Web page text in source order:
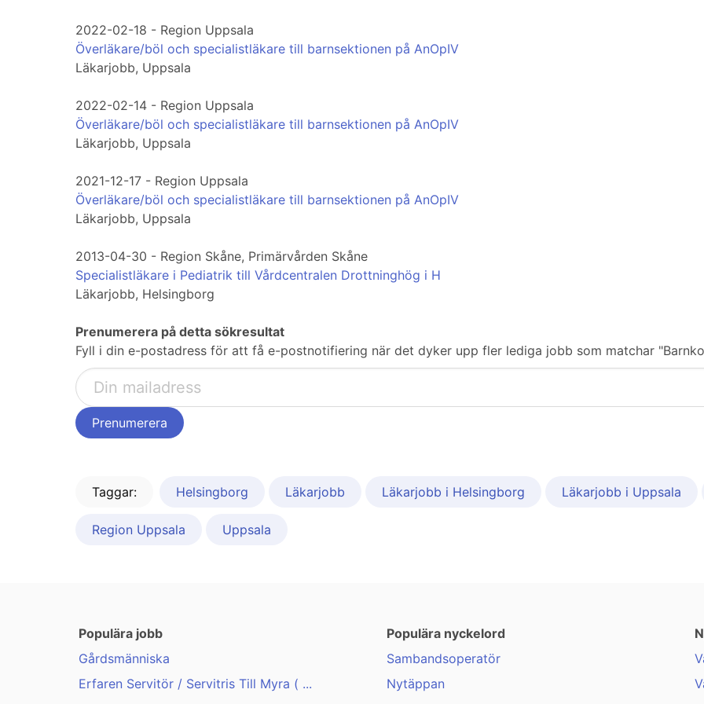
2022-02-18 - Region Uppsala
Överläkare/böl och specialistläkare till barnsektionen på AnOpIV
Läkarjobb, Uppsala
2022-02-14 - Region Uppsala
Överläkare/böl och specialistläkare till barnsektionen på AnOpIV
Läkarjobb, Uppsala
2021-12-17 - Region Uppsala
Överläkare/böl och specialistläkare till barnsektionen på AnOpIV
Läkarjobb, Uppsala
2013-04-30 - Region Skåne, Primärvården Skåne
Specialistläkare i Pediatrik till Vårdcentralen Drottninghög i H
Läkarjobb, Helsingborg
Prenumerera på detta sökresultat
Fyll i din e-postadress för att få e-postnotifiering när det dyker upp fler lediga jobb som matchar
Taggar: Helsingborg Läkarjobb Läkarjobb i Helsingborg Läkarjobb i Uppsala
Region Uppsala Uppsala
Populära jobb
Gårdsmänniska
Erfaren Servitör / Servitris Till Myra ( ...
Populära nyckelord
Sambandsoperatör
Nytäppan